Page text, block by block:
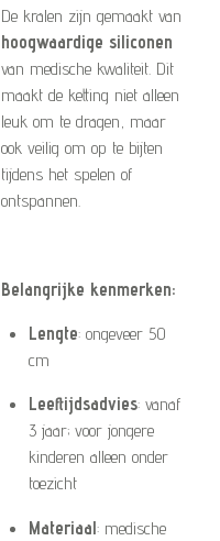
De kralen zijn gemaakt van
hoogwaardige siliconen
van medische kwaliteit. Dit
maakt de ketting niet alleen
leuk om te dragen, maar
ook veilig om op te bijten
tijdens het spelen of
ontspannen.
Belangrijke kenmerken:
Lengte: ongeveer 50
cm
Leeftijdsadvies: vanaf
3 jaar; voor jongere
kinderen alleen onder
toezicht
Materiaal: medische